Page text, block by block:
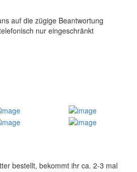
auf die zügige Beantwortung
nur eingeschränkt
bestellt, bekommt ihr ca. 2-3 mal